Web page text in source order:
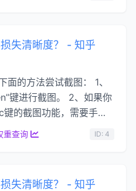
失清晰度？ - 知乎
的方法尝试截图： 1、
键进行截图。 2、如果你
的截图功能，需要手动
出Windows …...
重查询 ID: 4
失清晰度？ - 知乎